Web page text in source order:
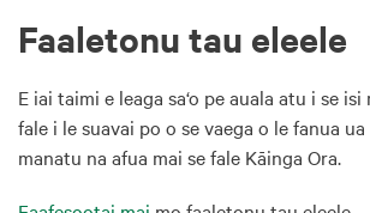
Faaletonu tau eleele
E iai taimi e leaga sa‘o pe auala atu i se isi
fale i le suavai po o se vaega o le fanua
manatu na afua mai se fale Kāinga Ora.